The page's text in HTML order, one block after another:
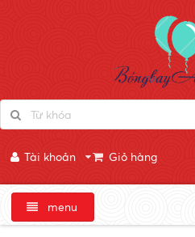
Tài khoản Giỏ hàng
menu